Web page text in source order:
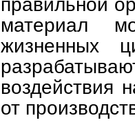
материал
жизненных
воздействия
от